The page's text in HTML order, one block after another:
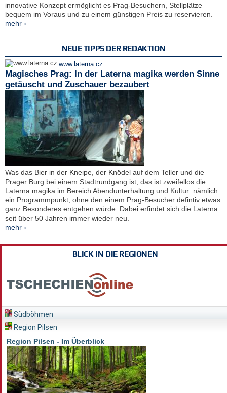
innovative Konzept ermöglicht es Prag-Besuchern, Stellplätze
bequem im Voraus und zu einem günstigen Preis zu reservieren.
mehr ›
NEUE TIPPS DER REDAKTION
www.laterna.cz
Magisches Prag: In der Laterna magika werden Sinne
getäuscht und Zuschauer bezaubert
Was das Bier in der Kneipe, der Knödel auf dem Teller und die
Prager Burg bei einem Stadtrundgang ist, das ist zweifellos die
Laterna magika im Bereich Abendunterhaltung und Kultur: nämlich
ein Programmpunkt, ohne den einem Prag-Besucher defintiv etwas
ganz Besonderes entgehen würde. Dabei erfindet sich die Laterna
seit über 50 Jahren immer wieder neu.
mehr ›
BLICK IN DIE REGIONEN
Südböhmen
Region Pilsen
Region Pilsen - Im Überblick